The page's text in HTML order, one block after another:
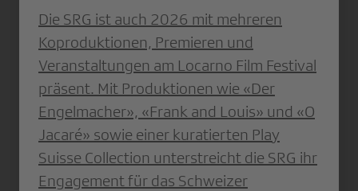
Die SRG ist auch 2026 mit mehreren
Koproduktionen, Premieren und
Veranstaltungen am Locarno Film Festival
präsent. Mit Produktionen wie «Der
Engelmacher», «Frank and Louis» und «O
Jacaré» sowie einer kuratierten Play
Suisse Collection unterstreicht die SRG ihr
Engagement für das Schweizer